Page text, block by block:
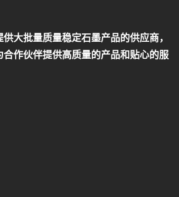
大批量质量稳定石墨产品的供应商，
作伙伴提供高质量的产品和贴心的服